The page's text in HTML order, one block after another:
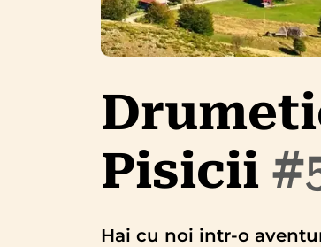
Pisicii
Hai cu noi intr-o